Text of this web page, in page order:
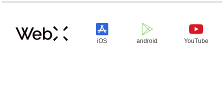
iOS android YouTube